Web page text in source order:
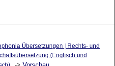
Übersetzungen | Rechts- und
(Englisch und